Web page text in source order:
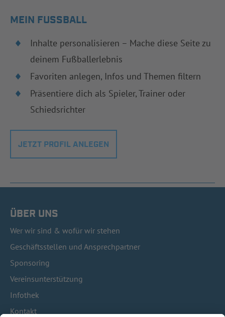
MEIN FUSSBALL
Inhalte personalisieren – Mache diese Seite zu
deinem Fußballerlebnis
Favoriten anlegen, Infos und Themen filtern
Präsentiere dich als Spieler, Trainer oder
Schiedsrichter
JETZT PROFIL ANLEGEN
ÜBER UNS
Wer wir sind & wofür wir stehen
Geschäftsstellen und Ansprechpartner
Sponsoring
Vereinsunterstützung
Infothek
Kontakt